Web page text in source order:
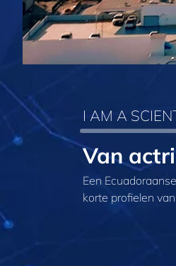
I AM A
Van
Een
korte profielen